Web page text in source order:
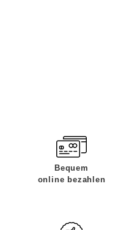
Bequem
online bezahlen